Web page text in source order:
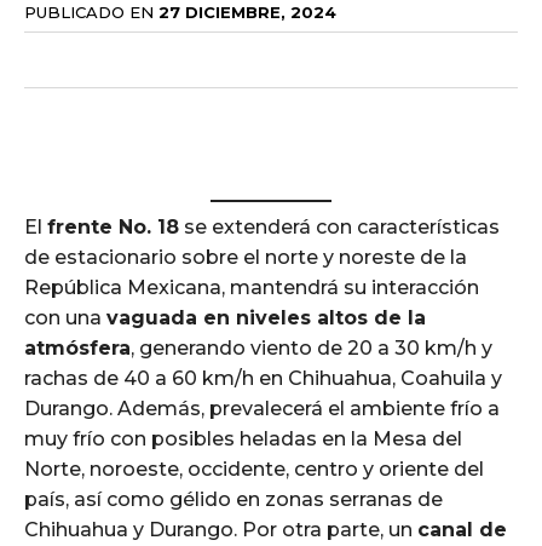
PUBLICADO EN 27 DICIEMBRE, 2024
El frente No. 18 se extenderá con características
de estacionario sobre el norte y noreste de la
República Mexicana, mantendrá su interacción
con una vaguada en niveles altos de la
atmósfera, generando viento de 20 a 30 km/h y
rachas de 40 a 60 km/h en Chihuahua, Coahuila y
Durango. Además, prevalecerá el ambiente frío a
muy frío con posibles heladas en la Mesa del
Norte, noroeste, occidente, centro y oriente del
país, así como gélido en zonas serranas de
Chihuahua y Durango. Por otra parte, un canal de